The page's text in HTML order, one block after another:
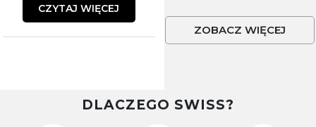
CZYTAJ WIĘCEJ
ZOBACZ WIĘCEJ
DLACZEGO SWISS?